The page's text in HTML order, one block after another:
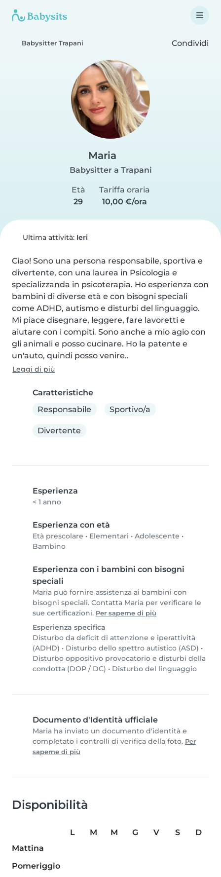
Babysitter Trapani Condividi
Maria
Babysitter a Trapani
Età
29
Tariffa oraria
10,00 €/ora
Ultima attività: Ieri
Ciao! Sono una persona responsabile, sportiva e
divertente, con una laurea in Psicologia e
specializzanda in psicoterapia. Ho esperienza con
bambini di diverse età e con bisogni speciali
come ADHD, autismo e disturbi del linguaggio.
Mi piace disegnare, leggere, fare lavoretti e
aiutare con i compiti. Sono anche a mio agio con
gli animali e posso cucinare. Ho la patente e
un'auto, quindi posso venire..
Leggi di più
Caratteristiche
Responsabile
Sportivo/a
Divertente
Esperienza
< 1 anno
Esperienza con età
Età prescolare • Elementari • Adolescente •
Bambino
Esperienza con i bambini con bisogni
speciali
Maria può fornire assistenza ai bambini con
bisogni speciali. Contatta Maria per verificare le
sue certificazioni. Per saperne di più
Esperienza specifica
Disturbo da deficit di attenzione e iperattività
(ADHD) • Disturbo dello spettro autistico (ASD) •
Disturbo oppositivo provocatorio e disturbi della
condotta (DOP / DC) • Disturbo del linguaggio
Documento d'Identità ufficiale
Maria ha inviato un documento d'identità e
completato i controlli di verifica della foto. Per
saperne di più
Disponibilità
L M M G V S
D
Mattina
Pomeriggio